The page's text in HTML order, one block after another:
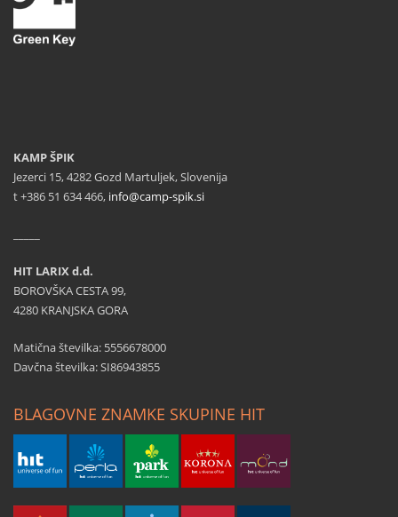
KAMP ŠPIK
Jezerci 15, 4282 Gozd Martuljek, Slovenija
t +386 51 634 466, info@camp-spik.si
HIT LARIX d.d.
BOROVŠKA CESTA 99,
4280 KRANJSKA GORA
Matična številka: 5556678000
Davčna številka: SI86943855
BLAGOVNE ZNAMKE SKUPINE HIT